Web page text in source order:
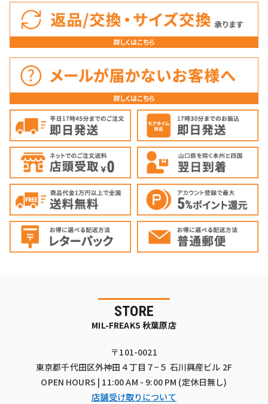
STORE
MIL-FREAKS 秋葉原店
〒101-0021
東京都千代田区外神田４丁目７−５ 石川興産ビル 2F
OPEN HOURS | 11:00 AM - 9:00 PM (定休日無し)
店舗受け取りについて